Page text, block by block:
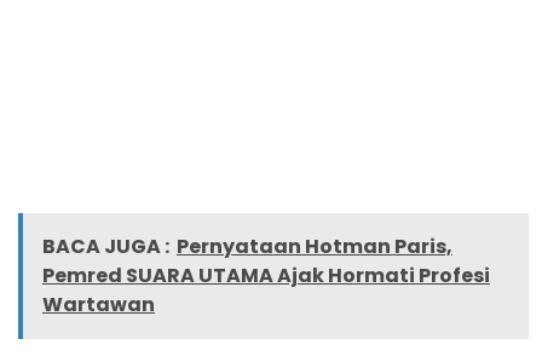
BACA JUGA : Pernyataan Hotman Paris,
Pemred SUARA UTAMA Ajak Hormati Profesi
Wartawan